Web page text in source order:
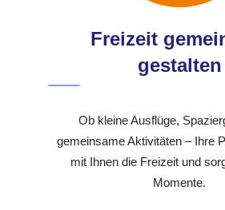
Freizeit
gestalten
Ob kleine Ausflüge,
gemeinsame Aktivitäten – Ihre
mit Ihnen die Freizeit und
Momente.